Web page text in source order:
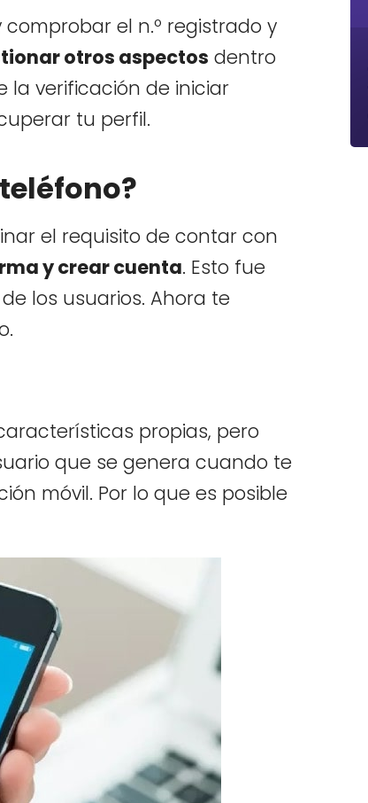
el n.º registrado y
otros aspectos dentro
la verificación de iniciar
tu perfil.
el requisito de contar con
y crear cuenta. Esto fue
los usuarios. Ahora te
propias, pero
que se genera cuando te
móvil. Por lo que es posible